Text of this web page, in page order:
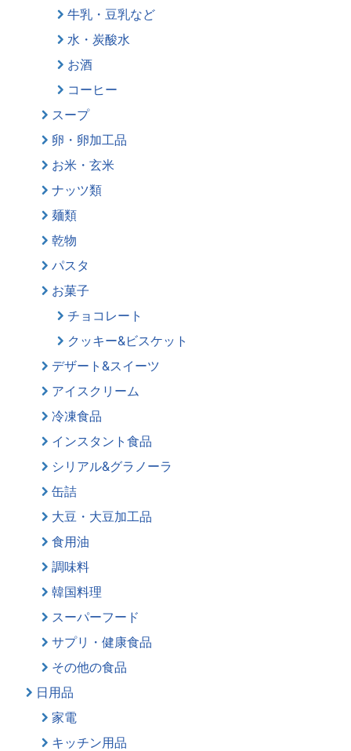
牛乳・豆乳など
水・炭酸水
お酒
コーヒー
スープ
卵・卵加工品
お米・玄米
ナッツ類
麺類
乾物
パスタ
お菓子
チョコレート
クッキー&ビスケット
デザート&スイーツ
アイスクリーム
冷凍食品
インスタント食品
シリアル&グラノーラ
缶詰
大豆・大豆加工品
食用油
調味料
韓国料理
スーパーフード
サプリ・健康食品
その他の食品
日用品
家電
キッチン用品